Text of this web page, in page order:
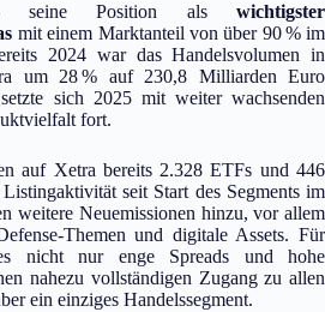
seine Position als wichtigster
mit einem Marktanteil von über 90 % im
2024 war das Handelsvolumen in
um 28 % auf 230,8 Milliarden Euro
sich 2025 mit weiter wachsenden
fort.
auf Xetra bereits 2.328 ETFs und 446
seit Start des Segments im
weitere Neuemissionen hinzu, vor allem
und digitale Assets. Für
nicht nur enge Spreads und hohe
nahezu vollständigen Zugang zu allen
ein einziges Handelssegment.